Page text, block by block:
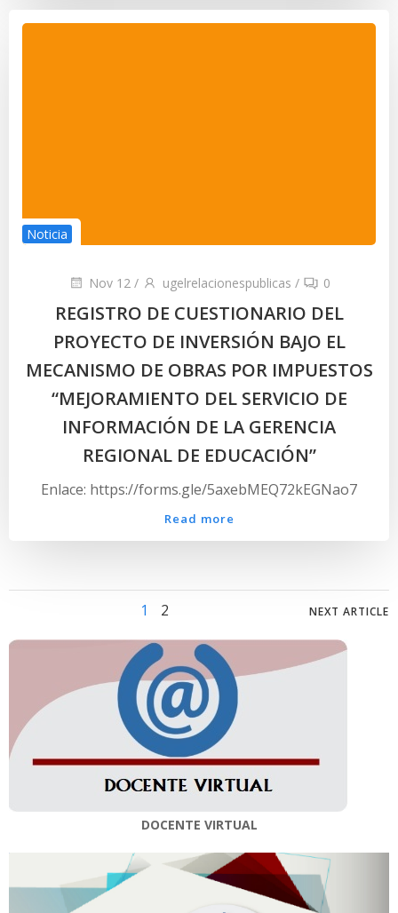
Noticia
Nov 12 / ugelrelacionespublicas / 0
REGISTRO DE CUESTIONARIO DEL
PROYECTO DE INVERSIÓN BAJO EL
MECANISMO DE OBRAS POR IMPUESTOS
“MEJORAMIENTO DEL SERVICIO DE
INFORMACIÓN DE LA GERENCIA
REGIONAL DE EDUCACIÓN”
Enlace: https://forms.gle/5axebMEQ72kEGNao7
Read more
navigation
Page
1 Page
2
Posts
NEXT ARTICLE
DOCENTE VIRTUAL